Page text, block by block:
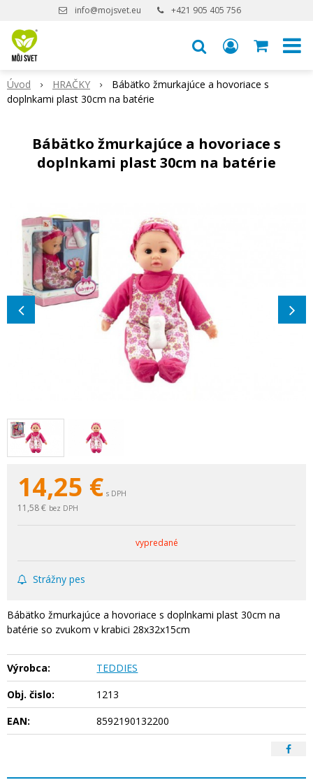
info@mojsvet.eu +421 905 405 756
Úvod HRAČKY
Bábätko žmurkajúce a hovoriace s
doplnkami plast 30cm na batérie
Bábätko žmurkajúce a hovoriace s
doplnkami plast 30cm na batérie
14,25 € s DPH
11,58 € bez DPH
vypredané
Strážny pes
Bábätko žmurkajúce a hovoriace s doplnkami plast 30cm na
batérie so zvukom v krabici 28x32x15cm
Výrobca:
TEDDIES
Obj. čislo:
1213
EAN:
8592190132200